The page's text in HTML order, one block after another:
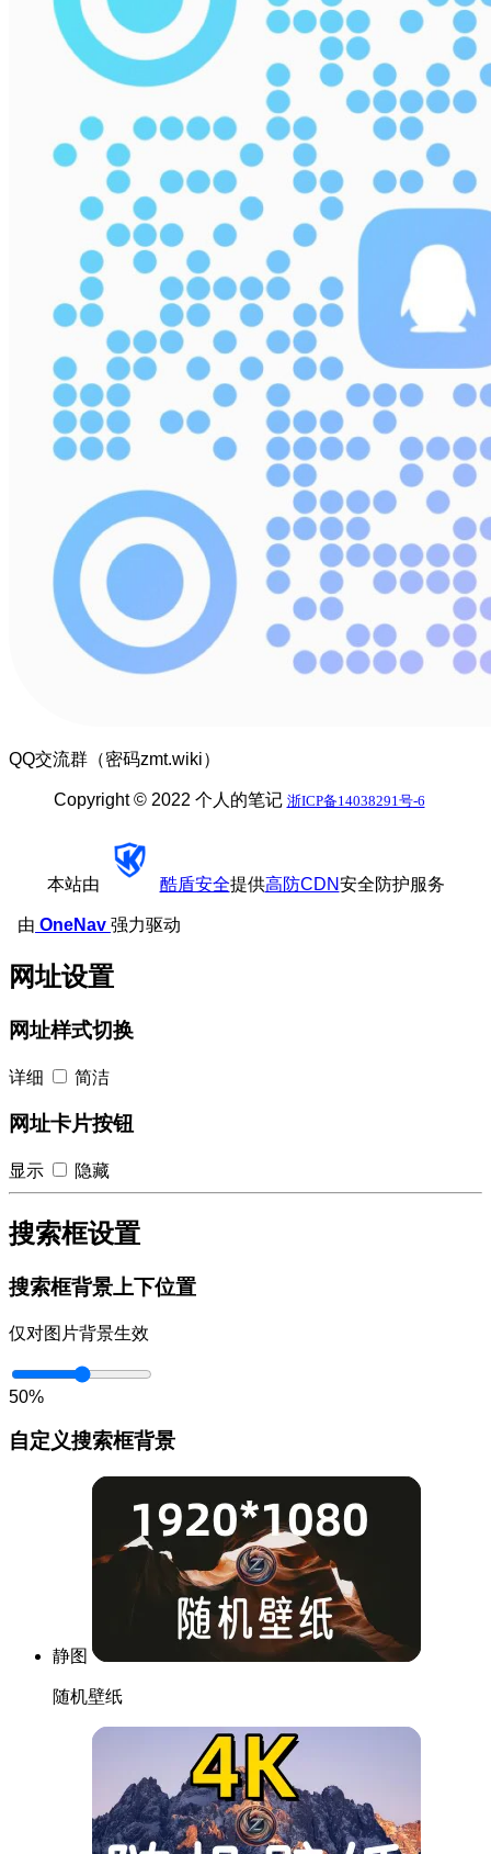
QQ交流群（密码zmt.wiki）
Copyright © 2022 个人的笔记 浙ICP备14038291号-6
本站由 酷盾安全提供高防CDN安全防护服务
由 OneNav 强力驱动
网址设置
网址样式切换
详细 简洁
网址卡片按钮
显示 隐藏
搜索框设置
搜索框背景上下位置
仅对图片背景生效
50%
自定义搜索框背景
静图
随机壁纸